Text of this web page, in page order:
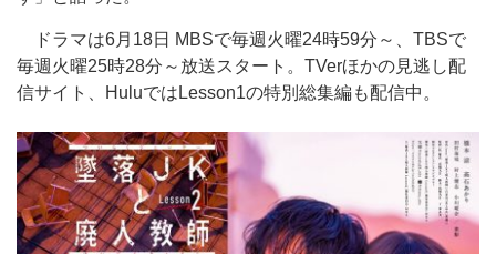
ドラマは6月18日 MBSで毎週火曜24時59分～、TBSで
毎週火曜25時28分～放送スタート。TVerほかの見逃し配
信サイト、HuluではLesson1の特別総集編も配信中。